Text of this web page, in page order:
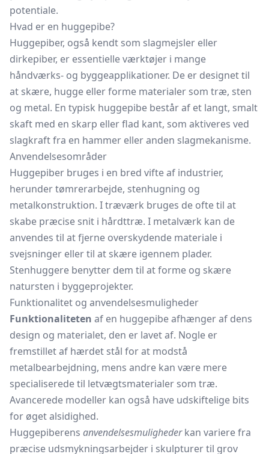
potentiale.
Hvad er en huggepibe?
Huggepiber, også kendt som slagmejsler eller
dirkepiber, er essentielle værktøjer i mange
håndværks- og byggeapplikationer. De er designet til
at skære, hugge eller forme materialer som træ, sten
og metal. En typisk huggepibe består af et langt, smalt
skaft med en skarp eller flad kant, som aktiveres ved
slagkraft fra en hammer eller anden slagmekanisme.
Anvendelsesområder
Huggepiber bruges i en bred vifte af industrier,
herunder tømrerarbejde, stenhugning og
metalkonstruktion. I træværk bruges de ofte til at
skabe præcise snit i hårdttræ. I metalværk kan de
anvendes til at fjerne overskydende materiale i
svejsninger eller til at skære igennem plader.
Stenhuggere benytter dem til at forme og skære
natursten i byggeprojekter.
Funktionalitet og anvendelsesmuligheder
Funktionaliteten af en huggepibe afhænger af dens
design og materialet, den er lavet af. Nogle er
fremstillet af hærdet stål for at modstå
metalbearbejdning, mens andre kan være mere
specialiserede til letvægtsmaterialer som træ.
Avancerede modeller kan også have udskiftelige bits
for øget alsidighed.
Huggepiberens anvendelsesmulighederkan variere fra
præcise udsmykningsarbejder i skulpturer til grov